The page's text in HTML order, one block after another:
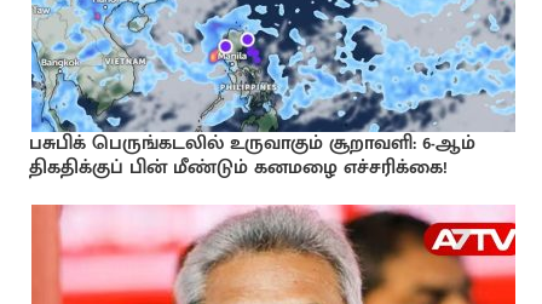
பசுபிக் பெருங்கடலில் உருவாகும் சூறாவளி: 6-ஆம்
திகதிக்குப் பின் மீண்டும் கனமழை எச்சரிக்கை!